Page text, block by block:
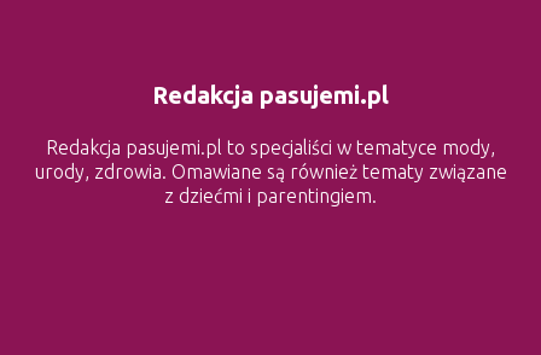
Redakcja pasujemi.pl
Redakcja pasujemi.pl to specjaliści w tematyce mody,
urody, zdrowia. Omawiane są również tematy związane
z dziećmi i parentingiem.